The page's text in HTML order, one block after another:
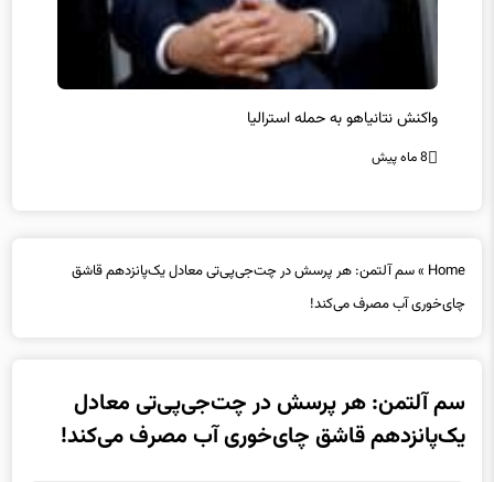
واکنش نتانیاهو به حمله استرالیا
8 ماه پیش
چای‌خوری آب مصرف می‌کند!
یک‌پانزدهم قاشق چای‌خوری آب مصرف می‌کند!